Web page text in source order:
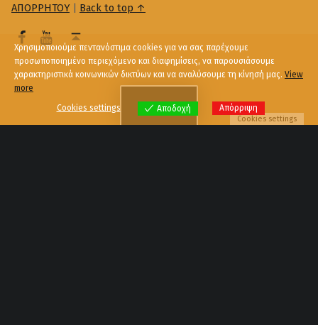
Menu
ΑΠΟΡΡΗΤΟΥ | Back to top ↑
Χρησιμοποιούμε πεντανόστιμα cookies για να σας παρέχουμε
προσωποποιημένο περιεχόμενο και διαφημίσεις, να παρουσιάσουμε
χαρακτηριστικά κοινωνικών δικτύων και να αναλύσουμε τη κίνησή μας. View
more
Cookies settings
Αποδοχή Απόρριψη
Cookies settings